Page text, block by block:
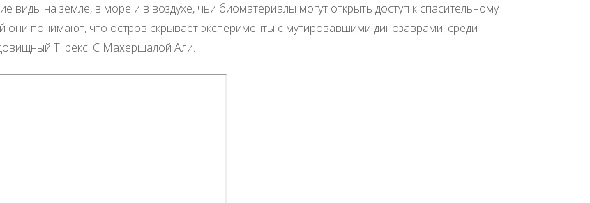
на земле, в море и в воздухе, чьи биоматериалы могут открыть доступ к спасительному
они понимают, что остров скрывает эксперименты с мутировавшими динозаврами, среди
Т. рекс. С Махершалой Али.